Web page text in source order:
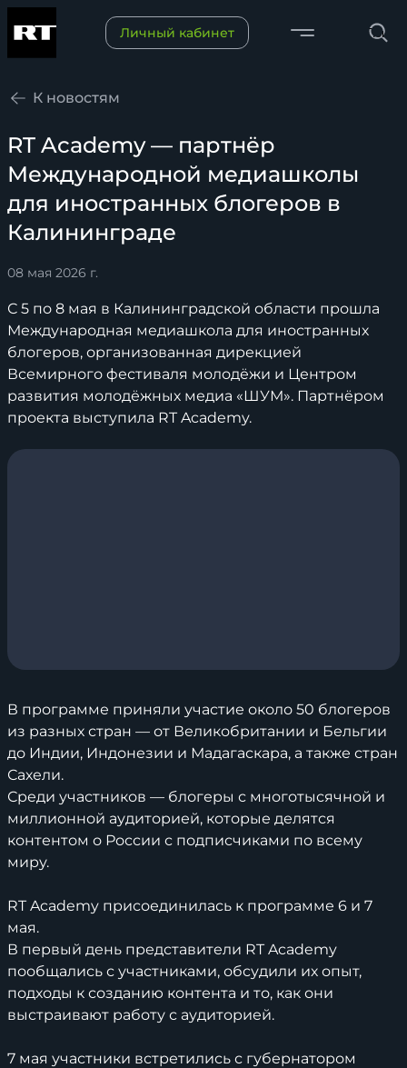
Поиск
Личный кабинет
К новостям
RT Academy — партнёр
Международной медиашколы
для иностранных блогеров в
Калининграде
08 мая 2026 г.
С 5 по 8 мая в Калининградской области прошла
Международная медиашкола для иностранных
блогеров, организованная дирекцией
Всемирного фестиваля молодёжи и Центром
развития молодёжных медиа «ШУМ». Партнёром
проекта выступила RT Academy.
В программе приняли участие около 50 блогеров
из разных стран — от Великобритании и Бельгии
до Индии, Индонезии и Мадагаскара, а также стран
Сахели.
Среди участников — блогеры с многотысячной и
миллионной аудиторией, которые делятся
контентом о России с подписчиками по всему
миру.
RT Academy присоединилась к программе 6 и 7
мая.
В первый день представители RT Academy
пообщались с участниками, обсудили их опыт,
подходы к созданию контента и то, как они
выстраивают работу с аудиторией.
7 мая участники встретились с губернатором